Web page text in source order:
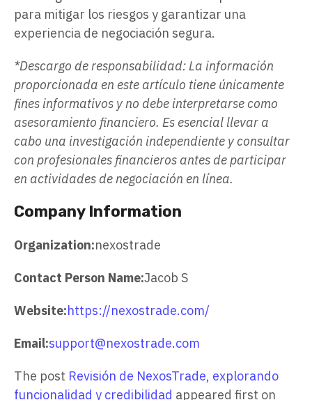
para mitigar los riesgos y garantizar una
experiencia de negociación segura.
*Descargo de responsabilidad: La información
proporcionada en este artículo tiene únicamente
fines informativos y no debe interpretarse como
asesoramiento financiero. Es esencial llevar a
cabo una investigación independiente y consultar
con profesionales financieros antes de participar
en actividades de negociación en línea.
Company Information
Organization:nexostrade
Contact Person Name:Jacob S
Website:https://nexostrade.com/
Email:support@nexostrade.com
The post Revisión de NexosTrade, explorando
funcionalidad y credibilidad appeared first on